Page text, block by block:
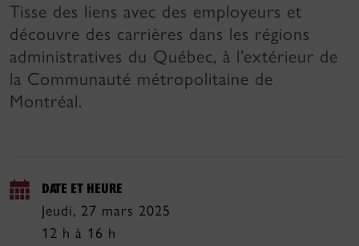
Tisse des liens avec des employeurs et
découvre des carrières dans les régions
administratives du Québec, à l’extérieur de
la Communauté métropolitaine de
Montréal.
DATE ET HEURE
Jeudi, 27 mars 2025
12 h à 16 h